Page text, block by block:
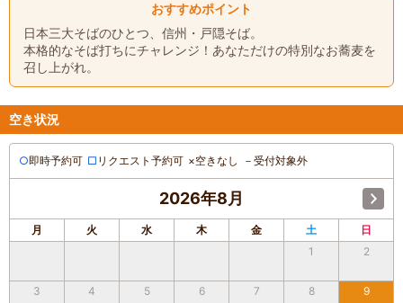
おすすめポイント
日本三大そばのひとつ、信州・戸隠そば。
本格的なそば打ちにチャレンジ！あなただけの特別なお蕎麦を
召し上がれ。
空き状況
○即時予約可 □ リクエスト予約可 ×空きなし － 受付対象外
2026年8月
月 火 水 木 金 土
日
1
2
3 4 5 6 7 8 9